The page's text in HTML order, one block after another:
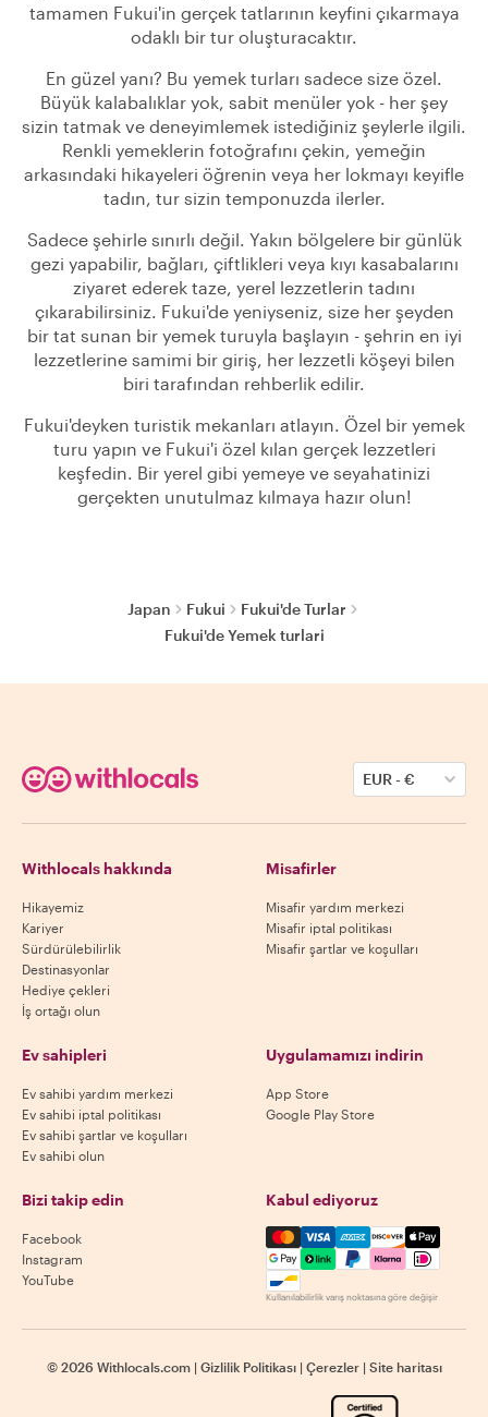
tamamen Fukui'in gerçek tatlarının keyfini çıkarmaya
odaklı bir tur oluşturacaktır.
En güzel yanı? Bu yemek turları sadece size özel.
Büyük kalabalıklar yok, sabit menüler yok - her şey
sizin tatmak ve deneyimlemek istediğiniz şeylerle ilgili.
Renkli yemeklerin fotoğrafını çekin, yemeğin
arkasındaki hikayeleri öğrenin veya her lokmayı keyifle
tadın, tur sizin temponuzda ilerler.
Sadece şehirle sınırlı değil. Yakın bölgelere bir günlük
gezi yapabilir, bağları, çiftlikleri veya kıyı kasabalarını
ziyaret ederek taze, yerel lezzetlerin tadını
çıkarabilirsiniz. Fukui'de yeniyseniz, size her şeyden
bir tat sunan bir yemek turuyla başlayın - şehrin en iyi
lezzetlerine samimi bir giriş, her lezzetli köşeyi bilen
biri tarafından rehberlik edilir.
Fukui'deyken turistik mekanları atlayın. Özel bir yemek
turu yapın ve Fukui'i özel kılan gerçek lezzetleri
keşfedin. Bir yerel gibi yemeye ve seyahatinizi
gerçekten unutulmaz kılmaya hazır olun!
Japan Fukui
Fukui'de Turlar
Fukui'de Yemek turlari
EUR-€
Withlocals hakkında
Hikayemiz
Kariyer
Sürdürülebilirlik
Destinasyonlar
Hediye çekleri
İş ortağı olun
Misafirler
Misafir yardım merkezi
Misafir iptal politikası
Misafir şartlar ve koşulları
Ev sahipleri
Ev sahibi yardım merkezi
Ev sahibi iptal politikası
Ev sahibi şartlar ve koşulları
Ev sahibi olun
Uygulamamızı indirin
App Store
Google Play Store
Bizi takip edin
Facebook
Instagram
YouTube
Kabul ediyoruz
Mastercard, Visa, Amex,
Kullanılabilirlik varış noktasına göre değişir
© 2026 Withlocals.com | Gizlilik Politikası | Çerezler | Site haritası